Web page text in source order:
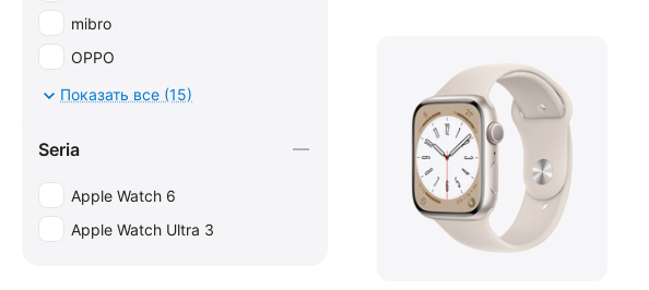
mibro
OPPO
other
valdus
Xiaomi
zeblaze
Показать все (15)
Seria
Apple Watch 6
Apple Watch Ultra 3